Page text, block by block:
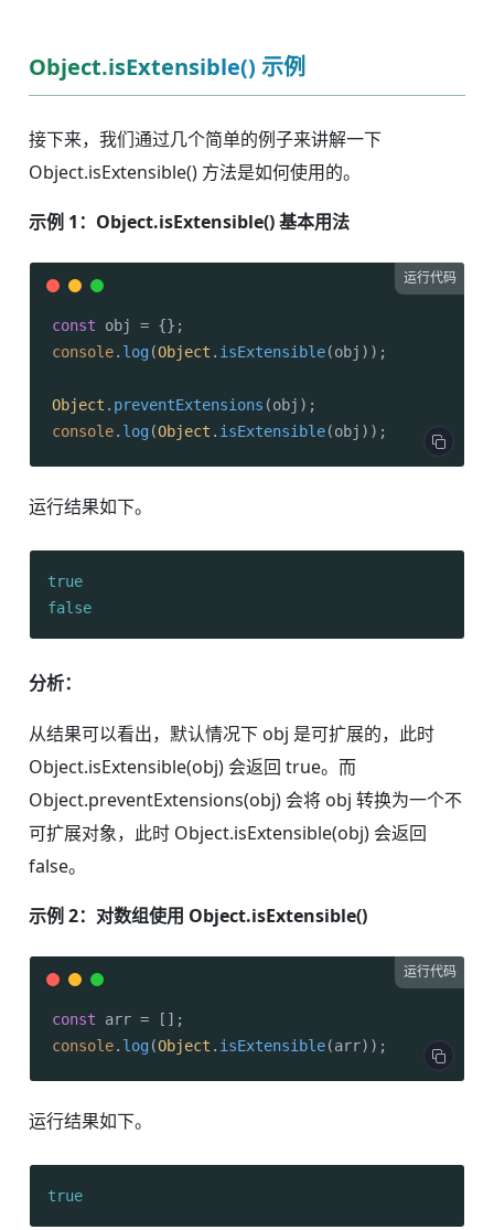
Object.isExtensible() 示例
接下来，我们通过几个简单的例子来讲解一下
Object.isExtensible() 方法是如何使用的。
示例 1：Object.isExtensible() 基本用法
运行代码
const
console. log(Object . isExtensible(obj));
Object . preventExtensions
console. log(Object . isExtensible(obj));
运行结果如下。
true
false
分析：
从结果可以看出，默认情况下 obj 是可扩展的，此时
Object.isExtensible(obj) 会返回 true。而
Object.preventExtensions(obj) 会将 obj 转换为一个不
可扩展对象，此时 Object.isExtensible(obj) 会返回
false。
示例 2：对数组使用 Object.isExtensible()
运行代码
const
console. log(Object . isExtensible(arr));
运行结果如下。
true